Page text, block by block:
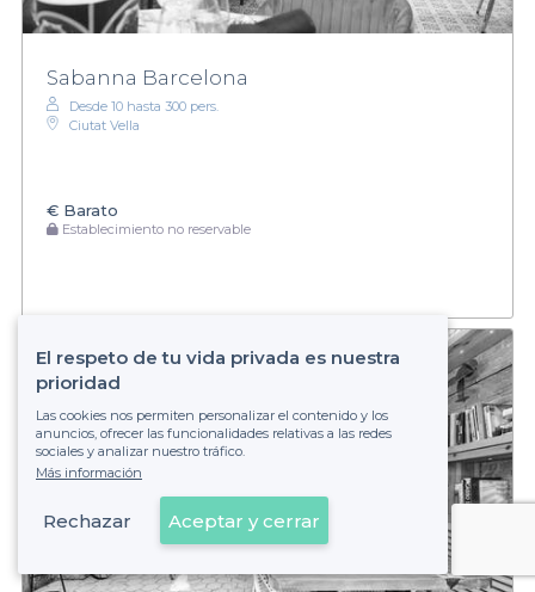
Sabanna Barcelona
Desde 10 hasta 300 pers.
Ciutat Vella
€ Barato
Establecimiento no reservable
Ver en el mapa
El respeto de tu vida privada es nuestra
prioridad
Las cookies nos permiten personalizar el contenido y los
anuncios, ofrecer las funcionalidades relativas a las redes
sociales y analizar nuestro tráfico.
Más información
Rechazar Aceptar y cerrar